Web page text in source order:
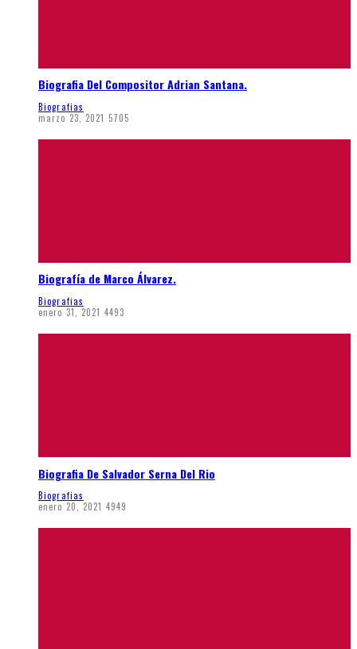
Biografia Del Compositor Adrian Santana.
Biografias
marzo 23, 2021 5705
Biografía de Marco Álvarez.
Biografias
enero 31, 2021 4493
Biografia De Salvador Serna Del Rio
Biografias
enero 20, 2021 4949